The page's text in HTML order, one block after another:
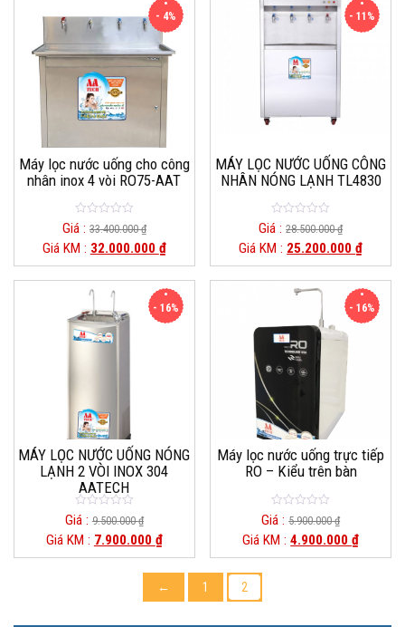
- 4%
Máy lọc nước uống cho công
nhân inox 4 vòi RO75-AAT
0
o
u
o
f
Giá : 33.400.000₫
Giá KM : 32.000.000 ₫
- 11%
MÁY LỌC NƯỚC UỐNG CÔNG
NHÂN NÓNG LẠNH TL4830
0
o
u
o
f
Giá :28.500.000₫
Giá KM : 25.200.000₫
- 16%
MÁY LỌC NƯỚC UỐNG NÓNG
LẠNH 2 VÒI INOX 304
AATECH
0
o
u
t
o
Giá : 9.500.000₫
Giá KM : 7.900.000 ₫
- 16%
Máy lọc nước uống trực tiếp
RO – Kiểu trên bàn
0
o
u
t
o
Giá :5.900.000₫
Giá KM :4.900.000₫
← 1 2